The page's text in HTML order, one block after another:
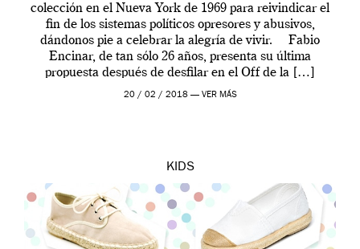
colección en el Nueva York de 1969 para reivindicar el
fin de los sistemas políticos opresores y abusivos,
dándonos pie a celebrar la alegría de vivir. Fabio
Encinar, de tan sólo 26 años, presenta su última
propuesta después de desfilar en el Off de la […]
20 / 02 / 2018 — VER MÁS
KIDS